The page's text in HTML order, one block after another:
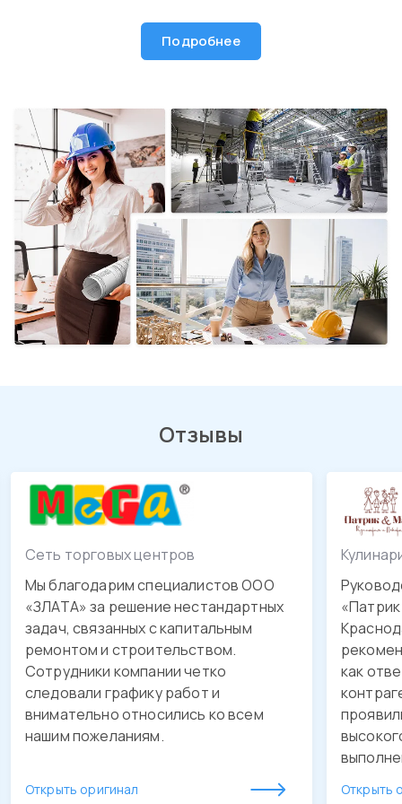
Подробнее
Отзывы
Сеть торговых центров
Мы благодарим специалистов ООО
«ЗЛАТА» за решение нестандартных
задач, связанных с капитальным
ремонтом и строительством.
Сотрудники компании четко
следовали графику работ и
внимательно относились ко всем
нашим пожеланиям.
Открыть оригинал
как
Открыть